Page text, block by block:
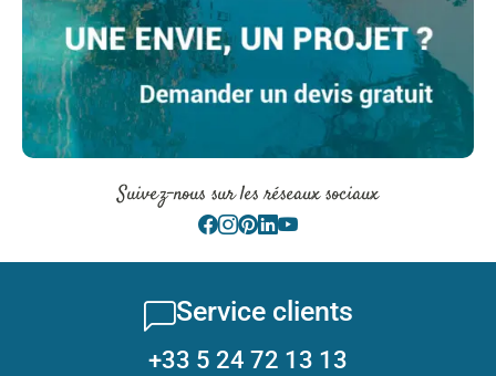
Suivez-nous sur les réseaux sociaux
Service clients
+33 5 24 72 13 13